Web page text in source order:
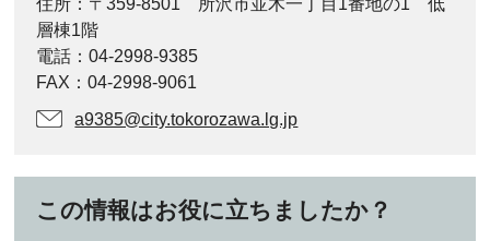
層棟1階
電話：04-2998-9385
FAX：04-2998-9061
a9385@city.tokorozawa.lg.jp
この情報はお役に立ちましたか？